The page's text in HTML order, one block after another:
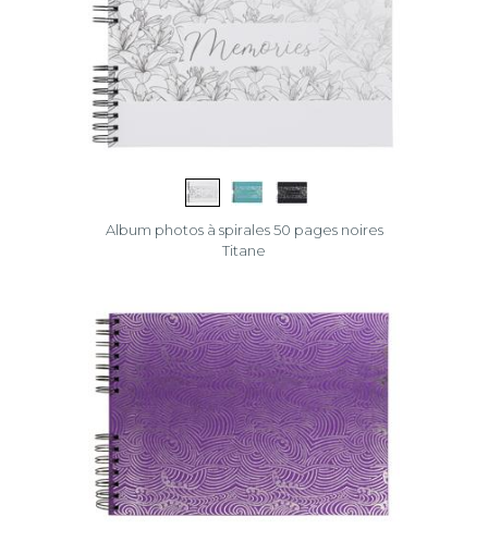
Album photos à spirales 50 pages noires
Titane